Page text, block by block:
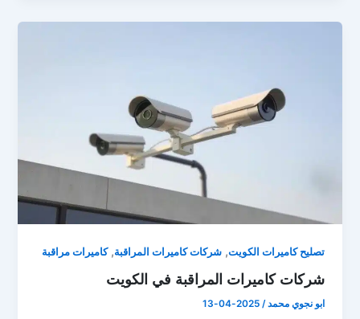
تصليح كاميرات الكويت,شركات كاميرات المراقبة,كاميرات مراقبة
شركات كاميرات المراقبة في الكويت
ابو نجوي محمد/
2025-04-13